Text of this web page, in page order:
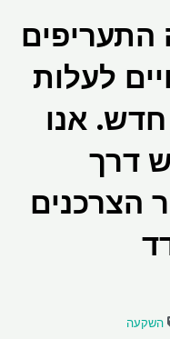
התעריפים
לעלות
אנו
דרך
הצרכנים
השקעה